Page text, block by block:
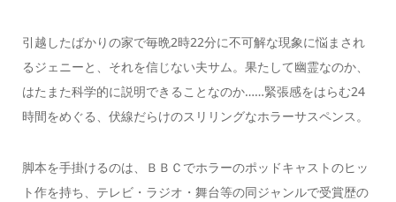
引越したばかりの家で毎晩2時22分に不可解な現象に悩まされ
るジェニーと、それを信じない夫サム。果たして幽霊なのか、
はたまた科学的に説明できることなのか……緊張感をはらむ24
時間をめぐる、伏線だらけのスリリングなホラーサスペンス。
脚本を手掛けるのは、ＢＢＣでホラーのポッドキャストのヒッ
ト作を持ち、テレビ・ラジオ・舞台等の同ジャンルで受賞歴の